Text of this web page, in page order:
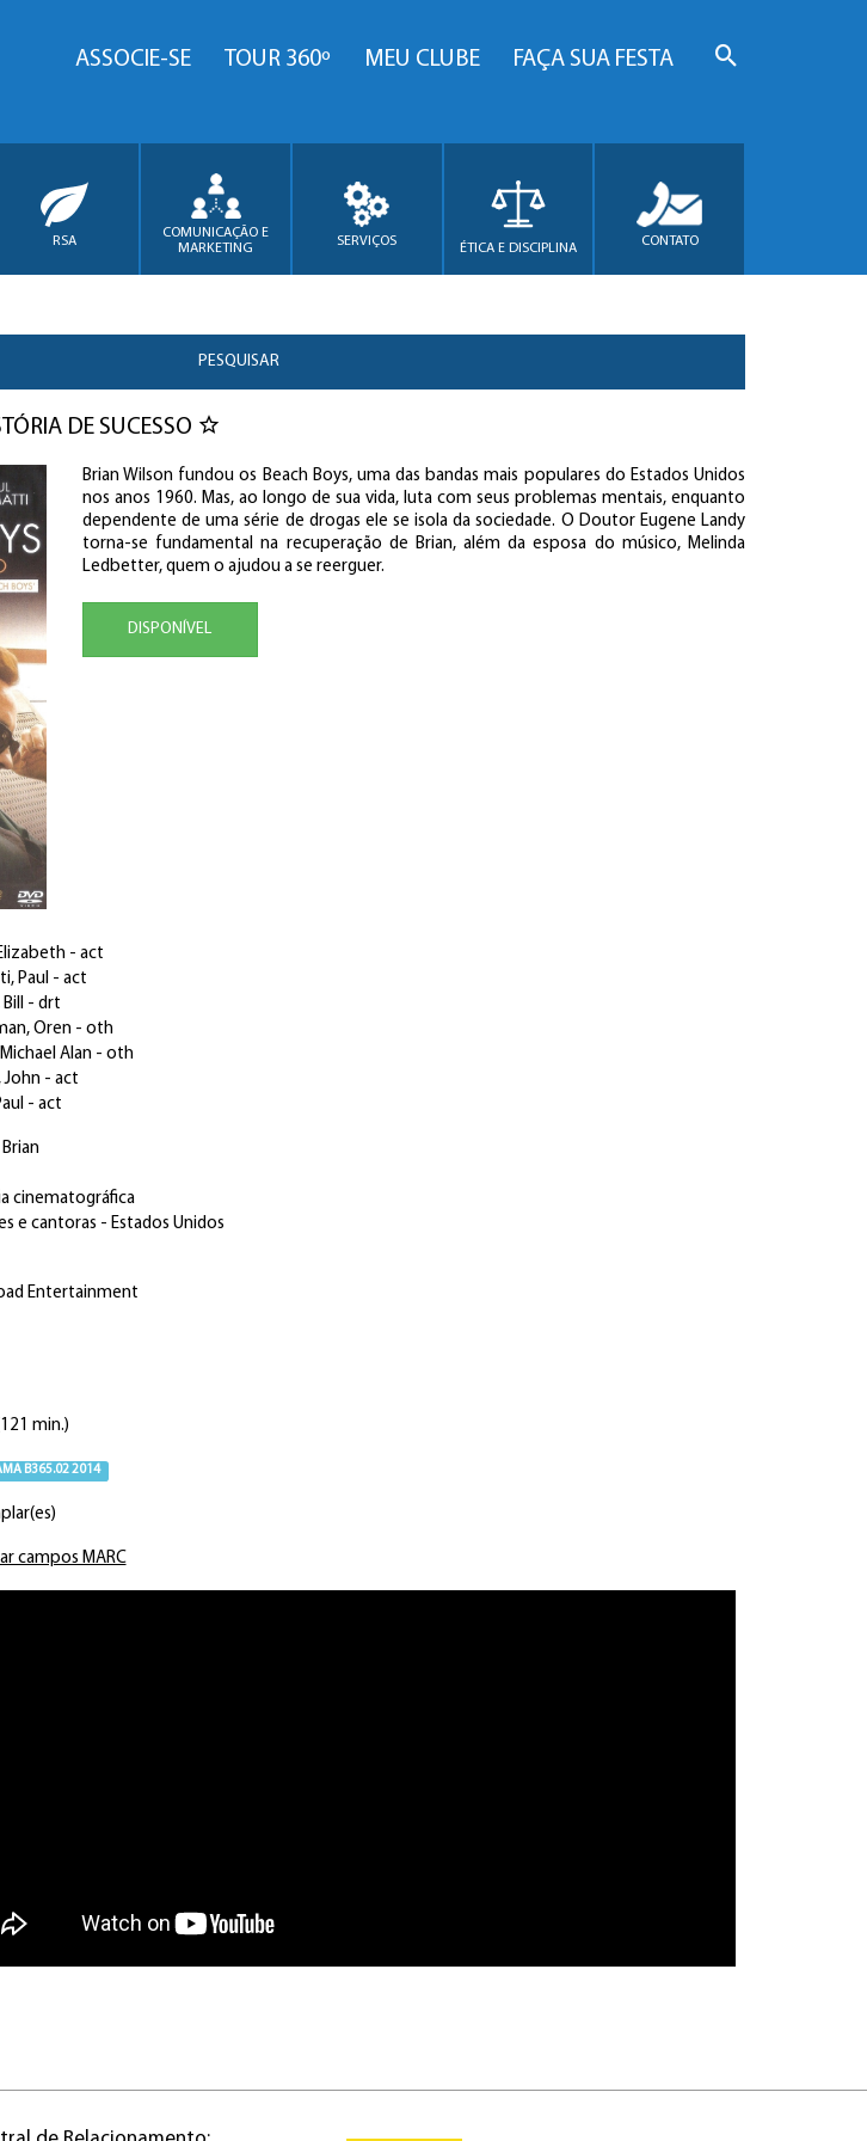
ASSOCIE-SE TOUR 360º MEU CLUBE FAÇA SUA FESTA
RSA
COMUNICAÇÃO E
MARKETING
SERVIÇOS ÉTICA E DISCIPLINA CONTATO
PESQUISAR
DE SUCESSO
Brian Wilson fundou os Beach Boys, uma das bandas mais populares do Estados Unidos
nos anos 1960. Mas, ao longo de sua vida, luta com seus problemas mentais, enquanto
dependente de uma série de drogas ele se isola da sociedade. O Doutor Eugene Landy
torna-se fundamental na recuperação de Brian, além da esposa do músico, Melinda
Ledbetter, quem o ajudou a se reerguer.
DISPONÍVEL
- act
Paul - act
- drt
Oren - oth
Alan - oth
John - act
- act
cinematográfica
e cantoras - Estados Unidos
Entertainment
min.)
B365.02 2014
campos MARC